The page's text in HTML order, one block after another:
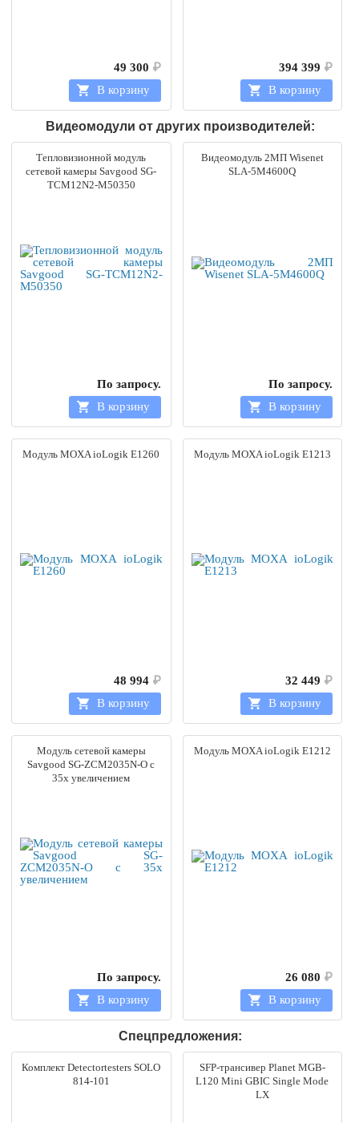
49 300 ₽
В корзину
394 399 ₽
В корзину
Видеомодули от других производителей:
Тепловизионной модуль
сетевой камеры Savgood SG-
TCM12N2-M50350
По запросу.
В корзину
Видеомодуль 2МП Wisenet
SLA-5M4600Q
По запросу.
В корзину
Модуль MOXA ioLogik E1260
48 994 ₽
В корзину
Модуль MOXA ioLogik E1213
32 449 ₽
В корзину
Модуль сетевой камеры
Savgood SG-ZCM2035N-O c
35x увеличением
По запросу.
В корзину
Модуль MOXA ioLogik E1212
26 080 ₽
В корзину
Спецпредложения:
Комплект Detectortesters SOLO
814-101
SFP-трансивер Planet MGB-
L120 Mini GBIC Single Mode
LX